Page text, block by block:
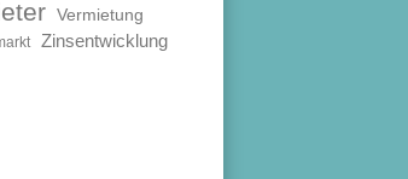
Vermietung
Zinsentwicklung